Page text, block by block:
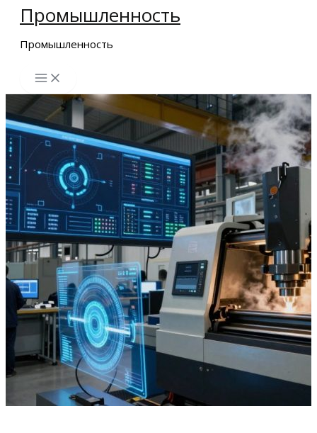
Перейти
содержимому
Промышленность
Промышленность